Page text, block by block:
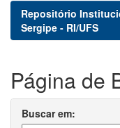
Repositório
Sergipe - RI/UFS
Página de
Buscar em: